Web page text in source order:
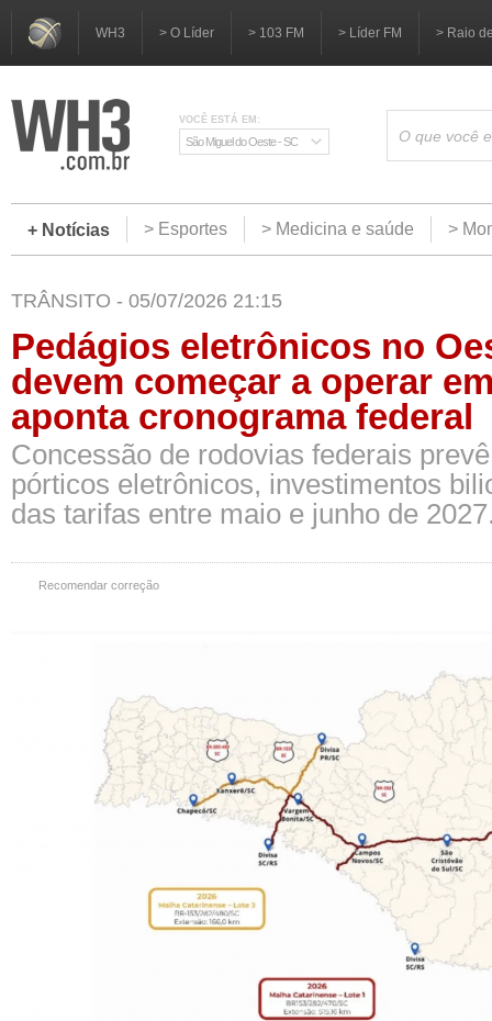
WH3 > O Líder > 103 FM > Líder FM > Raio
VOCÊ ESTÁ EM:
São Miguel do Oeste - SC
+ Notícias > Esportes > Medicina e saúde >
TRÂNSITO - 05/07/2026 21:15
Pedágios eletrônicos no
devem começar a operar
aponta cronograma federal
Concessão de rodovias federais
pórticos eletrônicos, investimentos
das tarifas entre maio e junho de
Recomendar correção